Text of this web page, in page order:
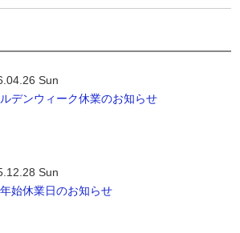
Sun
デンウィーク休業のお知らせ
Sun
始休業日のお知らせ